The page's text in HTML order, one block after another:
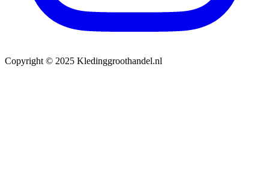
Copyright © 2025 Kledinggroothandel.nl